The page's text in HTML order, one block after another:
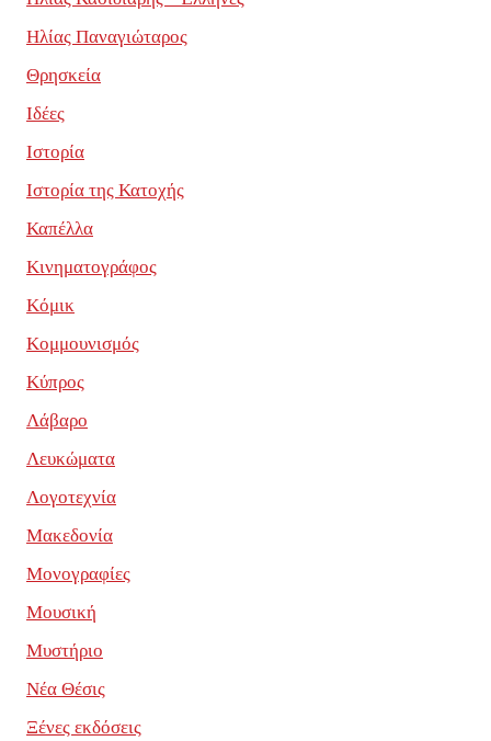
Ηλίας Παναγιώταρος
Θρησκεία
Ιδέες
Ιστορία
Ιστορία της Κατοχής
Καπέλλα
Κινηματογράφος
Κόμικ
Κομμουνισμός
Κύπρος
Λάβαρο
Λευκώματα
Λογοτεχνία
Μακεδονία
Μονογραφίες
Μουσική
Μυστήριο
Νέα Θέσις
Ξένες εκδόσεις